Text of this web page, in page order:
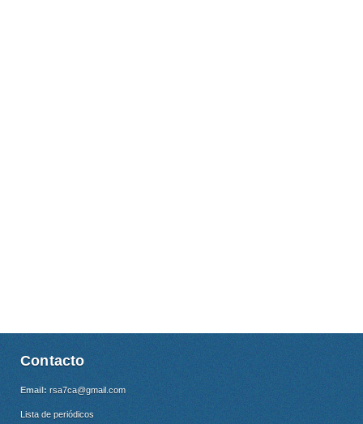
Contacto
Email: rsa7ca@gmail.com
Lista de periódicos